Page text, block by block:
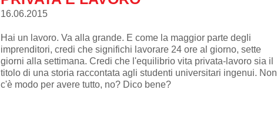
16.06.2015
Hai un lavoro. Va alla grande. E come la maggior parte degli
imprenditori, credi che significhi lavorare 24 ore al giorno, sette
giorni alla settimana. Credi che l'equilibrio vita privata-lavoro sia il
titolo di una storia raccontata agli studenti universitari ingenui. Non
c'è modo per avere tutto, no? Dico bene?